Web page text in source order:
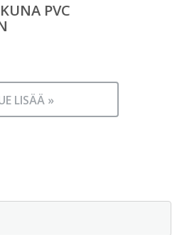
PVC
LISÄÄ »